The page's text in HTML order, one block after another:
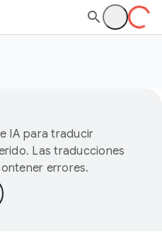
IA para traducir
Las traducciones
errores.